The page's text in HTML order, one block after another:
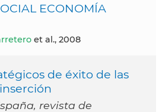
ECONOMÍA
et al., 2008
de éxito de las
revista de